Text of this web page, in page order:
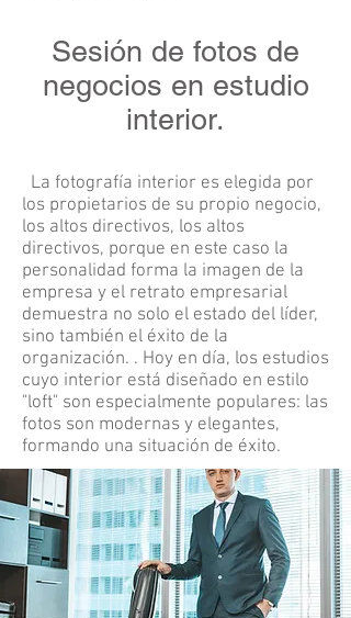
Sesión de fotos de
negocios en estudio
interior.
La fotografía interior es elegida por
los propietarios de su propio negocio,
los altos directivos, los altos
directivos, porque en este caso la
personalidad forma la imagen de la
empresa y el retrato empresarial
demuestra no solo el estado del líder,
sino también el éxito de la
organización. . Hoy en día, los estudios
cuyo interior está diseñado en estilo
"loft" son especialmente populares: las
fotos son modernas y elegantes,
formando una situación de éxito.